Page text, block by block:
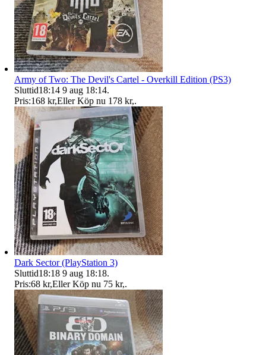
Army of Two: The Devil's Cartel - Overkill Edition (PS3)
Sluttid18:14 9 aug 18:14.
Pris:168 kr,Eller Köp nu 178 kr,.
Dark Sector (PlayStation 3)
Sluttid18:18 9 aug 18:18.
Pris:68 kr,Eller Köp nu 75 kr,.